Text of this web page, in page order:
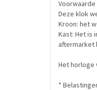
Voorwaarde
Deze klok
Kroon: het
Kast: Het is
aftermarket
Het horloge
*